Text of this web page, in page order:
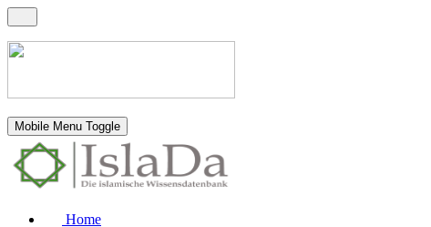
Mobile Menu Toggle
Home